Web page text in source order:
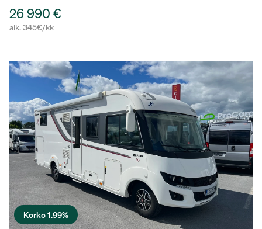
26 990 €
alk. 345€/kk
Korko 1.99%